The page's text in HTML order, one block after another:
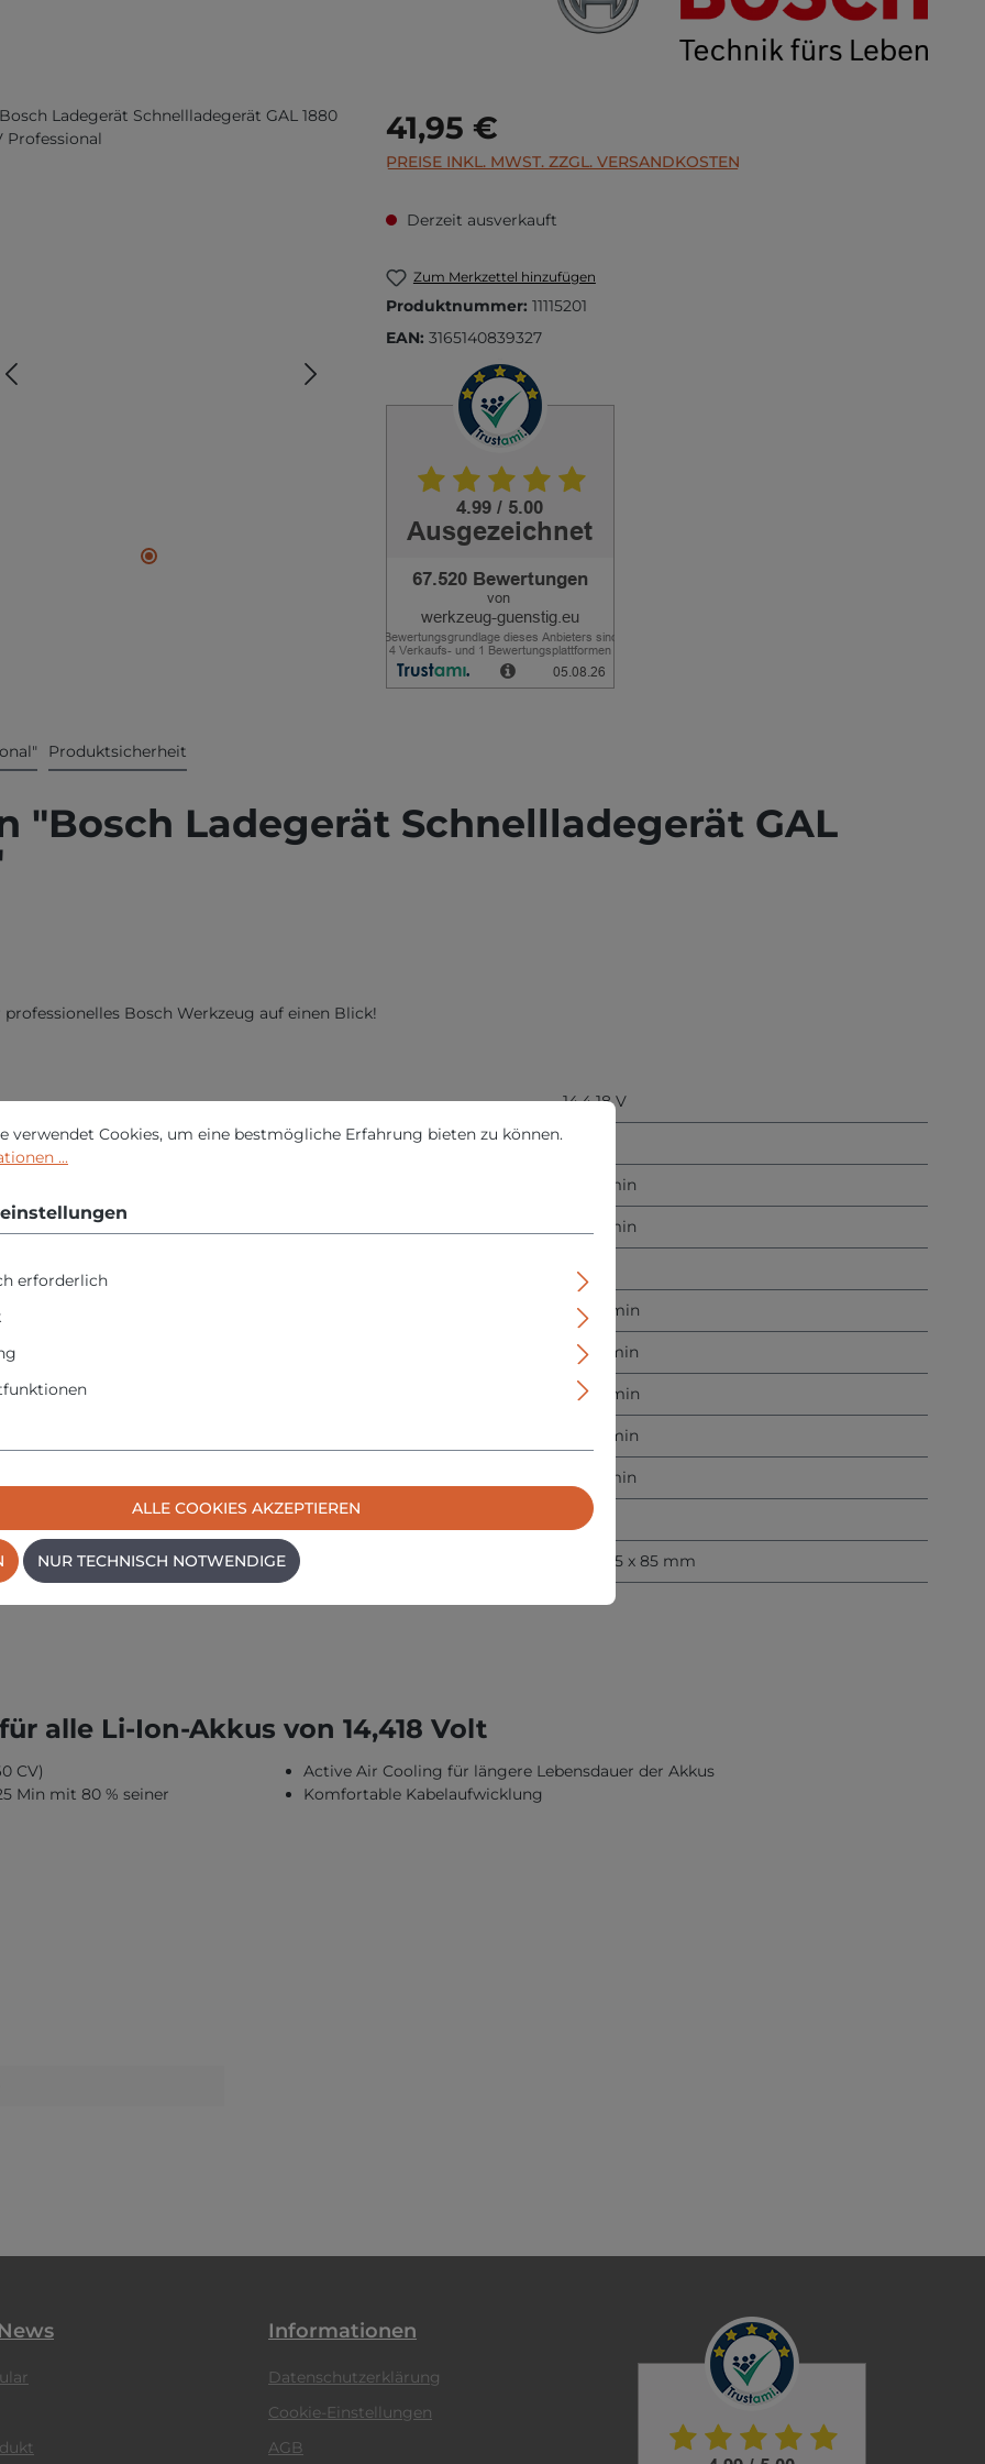
Regulärer Preis:
41,95 €
PREISE INKL. MWST. ZZGL. VERSANDKOSTEN
Derzeit ausverkauft
Zum Merkzettel hinzufügen
Produktnummer: 11115201
EAN: 3165140839327
Produktsicherheit
Ladegerät Schnellladegerät GAL
Bosch Werkzeug auf einen Blick!
14,4 18 V
10/25 min
15/30 min
15 min
20/35 min
25/35 min
30/45 min
35/55 min
41/55 min
700 g
182 x 115 x 85 mm
alle Li-Ion-Akkus von 14,418 Volt
CV)
Min mit 80 % seiner
Active Air Cooling für längere Lebensdauer der Akkus
Komfortable Kabelaufwicklung
Informationen
Datenschutzerklärung
Cookie-Einstellungen
AGB
Cookies, um eine bestmögliche Erfahrung bieten zu können.
Mehr Informationen ...
verwendet Cookies, um eine bestmögliche Erfahrung bieten zu können.
...
erforderlich
ALLE COOKIES AKZEPTIEREN
NUR TECHNISCH NOTWENDIGE